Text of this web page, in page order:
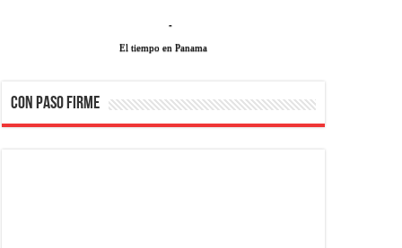
-
El tiempo en Panama
CON PASO FIRME